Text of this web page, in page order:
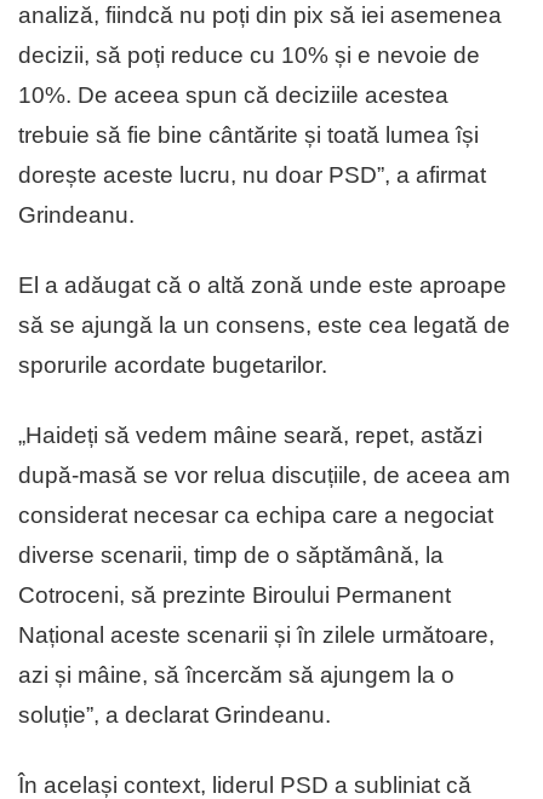
analiză, fiindcă nu poți din pix să iei asemenea
decizii, să poți reduce cu 10% și e nevoie de
10%. De aceea spun că deciziile acestea
trebuie să fie bine cântărite și toată lumea își
dorește aceste lucru, nu doar PSD”, a afirmat
Grindeanu.
El a adăugat că o altă zonă unde este aproape
să se ajungă la un consens, este cea legată de
sporurile acordate bugetarilor.
„Haideți să vedem mâine seară, repet, astăzi
după-masă se vor relua discuțiile, de aceea am
considerat necesar ca echipa care a negociat
diverse scenarii, timp de o săptămână, la
Cotroceni, să prezinte Biroului Permanent
Național aceste scenarii și în zilele următoare,
azi și mâine, să încercăm să ajungem la o
soluție”, a declarat Grindeanu.
În același context, liderul PSD a subliniat că